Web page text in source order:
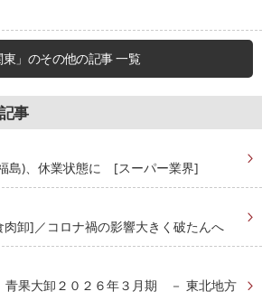
東」のその他の記事 一覧
事
島)、休業状態に [スーパー業界]
卸]／コロナ禍の影響大きく破たんへ
青果大卸２０２６年３月期 － 東北地方